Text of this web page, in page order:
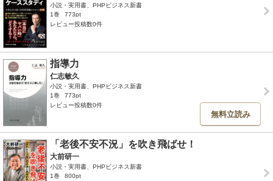
小説・実用書、PHPビジネス新書
1巻
773pt
レビュー投稿数0件
指導力
仁志敏久
小説・実用書、PHPビジネス新書
1巻
773pt
レビュー投稿数0件
無料立読み
「老後不安不況」を吹き飛ばせ！
大前研一
小説・実用書、PHPビジネス新書
1巻
800pt